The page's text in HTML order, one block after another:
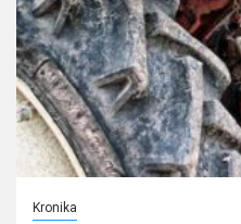
Kronika